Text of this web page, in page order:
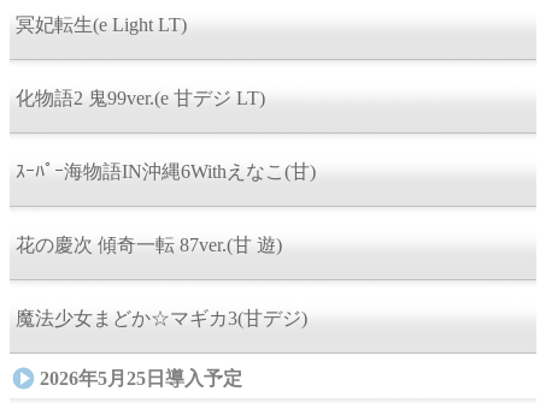
冥妃転生(e Light LT)
化物語2 鬼99ver.(e 甘デジ LT)
ｽｰﾊﾟｰ海物語IN沖縄6Withえなこ(甘)
花の慶次 傾奇一転 87ver.(甘 遊)
魔法少女まどか☆マギカ3(甘デジ)
2026年5月25日導入予定